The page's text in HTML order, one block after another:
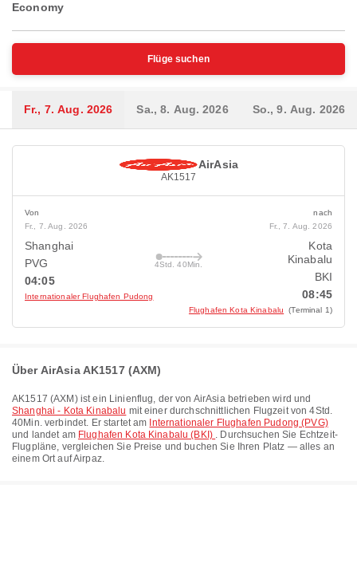
Economy
Flüge suchen
Fr., 7. Aug. 2026 Sa., 8. Aug. 2026 So., 9. Aug. 2026
AirAsia
AK1517
Von
Fr., 7. Aug. 2026
Shanghai
PVG
04:05
Internationaler Flughafen Pudong
4Std. 40Min.
nach
Fr., 7. Aug. 2026
Kota
Kinabalu
BKI
08:45
Flughafen Kota Kinabalu (Terminal 1)
Über AirAsia AK1517 (AXM)
AK1517 (AXM ) ist ein Linienflug, der von AirAsiabetrieben wird und
Shanghai - Kota Kinabalu mit einer durchschnittlichen Flugzeit von4Std.
40Min.verbindet. Er startet am Internationaler Flughafen Pudong (PVG)
und landet am Flughafen Kota Kinabalu (BKI) . Durchsuchen Sie Echtzeit-
Flugpläne, vergleichen Sie Preise und buchen Sie Ihren Platz — alles an
einem Ort auf Airpaz.